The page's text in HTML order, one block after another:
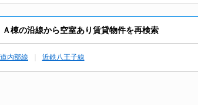
棟の沿線から空室あり賃貸物件を再検索
内部線 近鉄八王子線